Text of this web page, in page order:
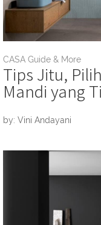
CASA Guide & More
Tips Jitu,
Mandi yang
by: Vini Andayani